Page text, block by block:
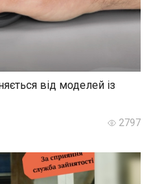
від моделей із
2797